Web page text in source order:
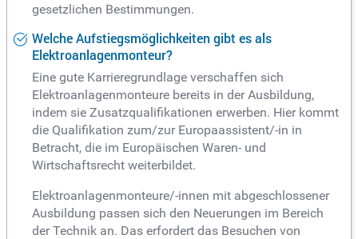
gesetzlichen Bestimmungen.
Welche Aufstiegsmöglichkeiten gibt es als
Elektroanlagenmonteur?
Eine gute Karrieregrundlage verschaffen sich
Elektroanlagenmonteure bereits in der Ausbildung,
indem sie Zusatzqualifikationen erwerben. Hier kommt
die Qualifikation zum/zur Europaassistent/-in in
Betracht, die im Europäischen Waren- und
Wirtschaftsrecht weiterbildet.
Elektroanlagenmonteure/-innen mit abgeschlossener
Ausbildung passen sich den Neuerungen im Bereich
der Technik an. Das erfordert das Besuchen von